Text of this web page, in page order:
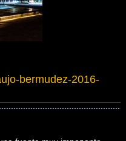
bermudez-2016-